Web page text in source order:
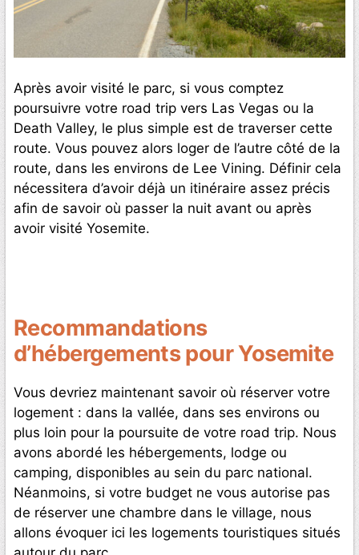
Après avoir visité le parc, si vous comptez
poursuivre votre road trip vers Las Vegas ou la
Death Valley, le plus simple est de traverser cette
route. Vous pouvez alors loger de l’autre côté de la
route, dans les environs de Lee Vining. Définir cela
nécessitera d’avoir déjà un itinéraire assez précis
afin de savoir où passer la nuit avant ou après
avoir visité Yosemite.
Recommandations
d’hébergements pour Yosemite
Vous devriez maintenant savoir où réserver votre
logement : dans la vallée, dans ses environs ou
plus loin pour la poursuite de votre road trip. Nous
avons abordé les hébergements, lodge ou
camping, disponibles au sein du parc national.
Néanmoins, si votre budget ne vous autorise pas
de réserver une chambre dans le village, nous
allons évoquer ici les logements touristiques situés